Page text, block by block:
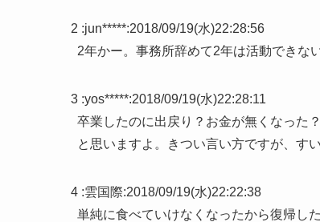
2 :jun*****:2018/09/19(水)22:28:56
2年かー。事務所辞めて2年は活動できな
3 :yos*****:2018/09/19(水)22:28:11
卒業したのに出戻り？お金が無くなった
と思いますよ。きつい言い方ですが、す
4 :雲国際:2018/09/19(水)22:22:38
単純に食べていけなくなったから復帰した